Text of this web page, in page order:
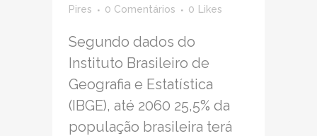
Pires
0 Comentários 0 Likes
Segundo dados do
Instituto Brasileiro de
Geografia e Estatística
(IBGE), até 2060 25,5% da
população brasileira terá